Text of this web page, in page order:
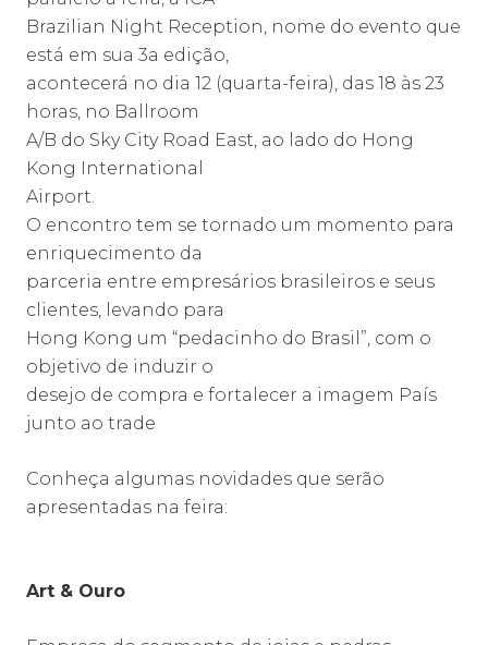
Brazilian Night Reception, nome do evento que
está em sua 3a edição,
acontecerá no dia 12 (quarta-feira), das 18 às 23
horas, no Ballroom
A/B do Sky City Road East, ao lado do Hong
Kong International
Airport.
O encontro tem se tornado um momento para
enriquecimento da
parceria entre empresários brasileiros e seus
clientes, levando para
Hong Kong um “pedacinho do Brasil”, com o
objetivo de induzir o
desejo de compra e fortalecer a imagem País
junto ao trade
Conheça algumas novidades que serão
apresentadas na feira:
Art & Ouro